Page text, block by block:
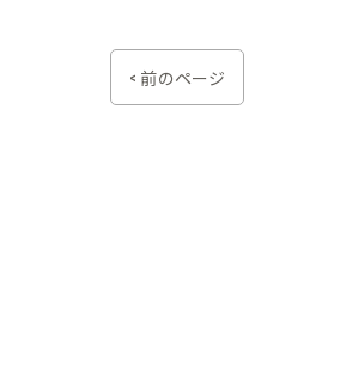
< 前のページ